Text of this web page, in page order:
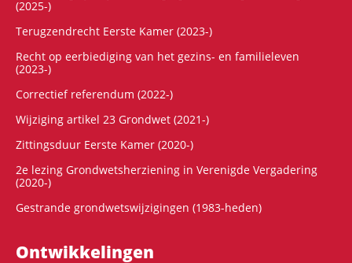
(2025-)
Terugzendrecht Eerste Kamer (2023-)
Recht op eerbiediging van het gezins- en familieleven
(2023-)
Correctief referendum (2022-)
Wijziging artikel 23 Grondwet (2021-)
Zittingsduur Eerste Kamer (2020-)
2e lezing Grondwetsherziening in Verenigde Vergadering
(2020-)
Gestrande grondwetswijzigingen (1983-heden)
Ontwikke­lingen